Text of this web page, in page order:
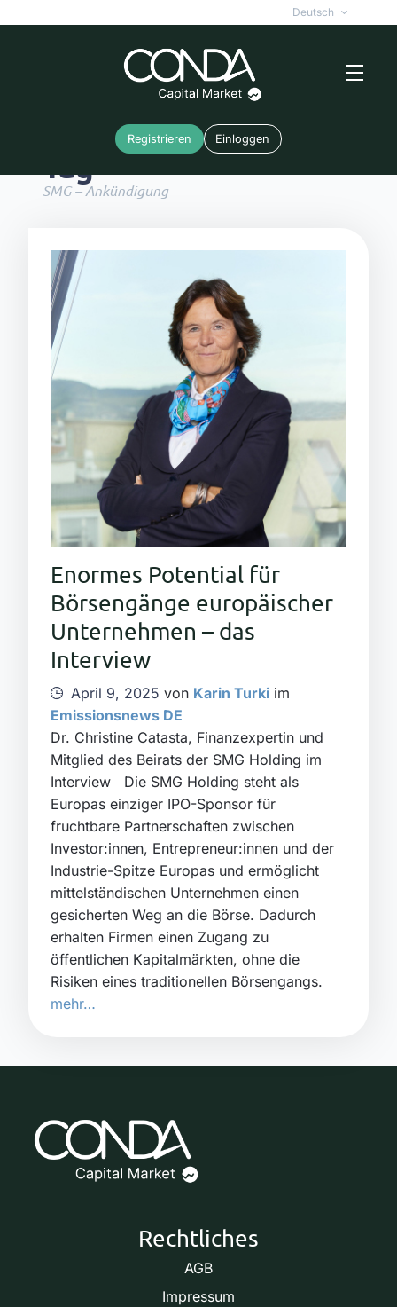
Deutsch
Registrieren Einloggen
Tag
SMG – Ankündigung
Enormes Potential für
Börsengänge europäischer
Unternehmen – das
Interview
April 9, 2025 von Karin Turki im
Emissionsnews DE
Dr. Christine Catasta, Finanzexpertin und
Mitglied des Beirats der SMG Holding im
Interview Die SMG Holding steht als
Europas einziger IPO-Sponsor für
fruchtbare Partnerschaften zwischen
Investor:innen, Entrepreneur:innen und der
Industrie-Spitze Europas und ermöglicht
mittelständischen Unternehmen einen
gesicherten Weg an die Börse. Dadurch
erhalten Firmen einen Zugang zu
öffentlichen Kapitalmärkten, ohne die
Risiken eines traditionellen Börsengangs.
mehr…
Rechtliches
AGB
Impressum